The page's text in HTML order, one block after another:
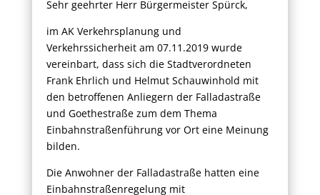
Sehr geehrter Herr Bürgermeister Spürck,
im AK Verkehrsplanung und
Verkehrssicherheit am 07.11.2019 wurde
vereinbart, dass sich die Stadtverordneten
Frank Ehrlich und Helmut Schauwinhold mit
den betroffenen Anliegern der Falladastraße
und Goethestraße zum dem Thema
Einbahnstraßenführung vor Ort eine Meinung
bilden.
Die Anwohner der Falladastraße hatten eine
Einbahnstraßenregelung mit